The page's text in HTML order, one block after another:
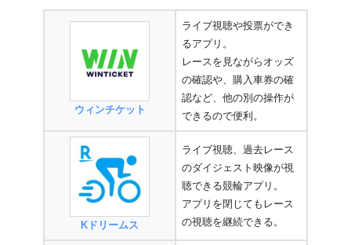
ウィンチケット
ライブ視聴や投票ができ
るアプリ。
レースを見ながらオッズ
の確認や、購入車券の確
認など、他の別の操作が
できるので便利。
Kドリームス
ライブ視聴、過去レース
のダイジェスト映像が視
聴できる競輪アプリ。
アプリを閉じてもレース
の視聴を継続できる。